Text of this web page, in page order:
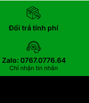
Đổi trả tính phí
Zalo: 0767.0776.64
Chỉ nhận tin nhắn